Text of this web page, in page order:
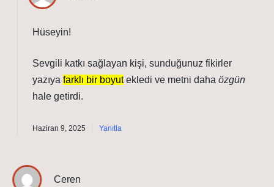
Hüseyin!
Sevgili katkı sağlayan kişi, sunduğunuz fikirler
yazıya farklı bir boyutekledi ve metni daha özgün
hale getirdi.
Haziran 9, 2025 Yanıtla
Ceren